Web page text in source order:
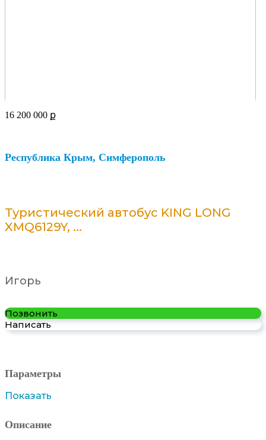
16 200 000 ք
Республика Крым, Симферополь
Туристический автобус KING LONG
XMQ6129Y, ...
Игорь
Позвонить
Написать
Параметры
Показать
Описание